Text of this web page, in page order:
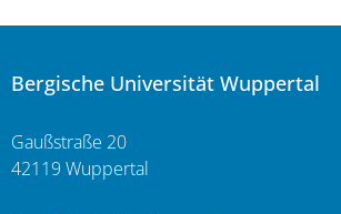
Bergische Universität Wuppertal
Gaußstraße 20
42119 Wuppertal